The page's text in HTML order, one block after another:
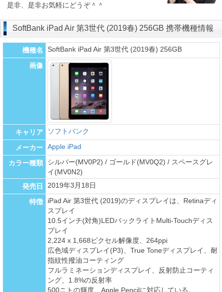
是非、是非お気軽にどうぞ＾＾
SoftBank iPad Air 第3世代 (2019春) 256GB 携帯機種情報
機種名 SoftBank iPad Air 第3世代 (2019春) 256GB
画像
キャリア ソフトバンク
メーカー Apple iPad
カラー種類
シルバー(MV0P2) / ゴールド(MV0Q2) / スペースグレ
イ(MV0N2)
発売日
2019年3月18日
特徴
iPad Air 第3世代 (2019)のディスプレイは、Retinaディ
スプレイ
10.5インチ(対角)LEDバックライトMulti-Touchディス
プレイ
2,224 x 1,668ピクセル解像度、264ppi
広色域ディスプレイ(P3)、True Toneディスプレイ、耐
指紋性撥油コーティング
フルラミネーションディスプレイ、反射防止コーティ
ング、1.8%の反射率
500ニトの輝度、Apple Pencilに対応している。